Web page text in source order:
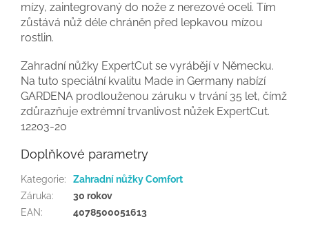
mízy, zaintegrovaný do nože z nerezové oceli. Tím
zůstává nůž déle chráněn před lepkavou mízou
rostlin.
Zahradní nůžky ExpertCut se vyrábějí v Německu.
Na tuto speciální kvalitu Made in Germany nabízí
GARDENA prodlouženou záruku v trvání 35 let, čímž
zdůrazňuje extrémní trvanlivost nůžek ExpertCut.
12203-20
Doplňkové parametry
Kategorie:
Zahradní nůžky Comfort
Záruka:
30 rokov
EAN: 4078500051613